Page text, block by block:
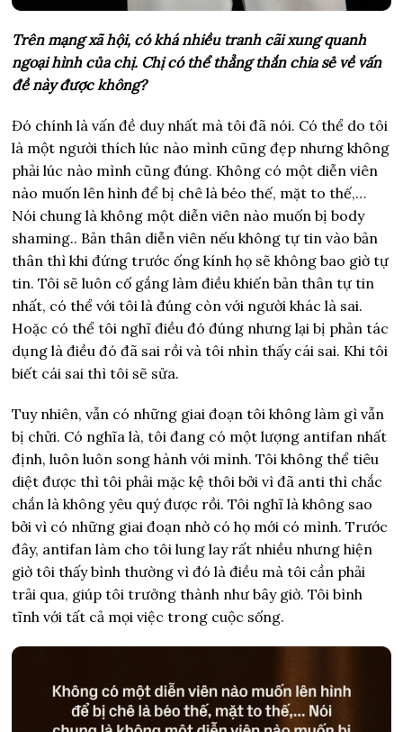
Trên mạng xã hội, có khá nhiều tranh cãi xung quanh
ngoại hình của chị. Chị có thể thẳng thắn chia sẻ về vấn
đề này được không?
Đó chính là vấn đề duy nhất mà tôi đã nói. Có thể do tôi
là một người thích lúc nào mình cũng đẹp nhưng không
phải lúc nào mình cũng đúng. Không có một diễn viên
nào muốn lên hình để bị chê là béo thế, mặt to thế,…
Nói chung là không một diễn viên nào muốn bị body
shaming.. Bản thân diễn viên nếu không tự tin vào bản
thân thì khi đứng trước ống kính họ sẽ không bao giờ tự
tin. Tôi sẽ luôn cố gắng làm điều khiến bản thân tự tin
nhất, có thể với tôi là đúng còn với người khác là sai.
Hoặc có thể tôi nghĩ điều đó đúng nhưng lại bị phản tác
dụng là điều đó đã sai rồi và tôi nhìn thấy cái sai. Khi tôi
biết cái sai thì tôi sẽ sửa.
Tuy nhiên, vẫn có những giai đoạn tôi không làm gì vẫn
bị chửi. Có nghĩa là, tôi đang có một lượng antifan nhất
định, luôn luôn song hành với mình. Tôi không thể tiêu
diệt được thì tôi phải mặc kệ thôi bởi vì đã anti thì chắc
chắn là không yêu quý được rồi. Tôi nghĩ là không sao
bởi vì có những giai đoạn nhờ có họ mới có mình. Trước
đây, antifan làm cho tôi lung lay rất nhiều nhưng hiện
giờ tôi thấy bình thường vì đó là điều mà tôi cần phải
trải qua, giúp tôi trưởng thành như bây giờ. Tôi bình
tĩnh với tất cả mọi việc trong cuộc sống.